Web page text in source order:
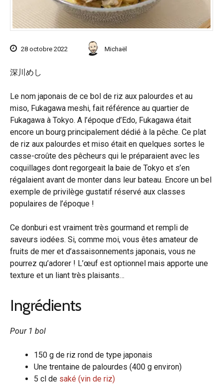
28 octobre 2022 Michaël
深川めし
Le nom japonais de ce bol de riz aux palourdes et au
miso, Fukagawa meshi, fait référence au quartier de
Fukagawa à Tokyo. A l’époque d’Edo, Fukagawa était
encore un bourg principalement dédié à la pêche. Ce plat
de riz aux palourdes et miso était en quelques sortes le
casse-croûte des pêcheurs qui le préparaient avec les
coquillages dont regorgeait la baie de Tokyo et s’en
régalaient avant de monter dans leur bateau. Encore un bel
exemple de privilège gustatif réservé aux classes
populaires de l’époque !
Ce donburi est vraiment très gourmand et rempli de
saveurs iodées. Si, comme moi, vous êtes amateur de
fruits de mer et d’assaisonnements japonais, vous ne
pourrez qu’adorer ! L’œuf est optionnel mais apporte une
texture et un liant très plaisants…
Ingrédients
Pour 1 bol
150 g de riz rond de type japonais
Une trentaine de palourdes (400 g environ)
5 cl de saké (vin de riz)